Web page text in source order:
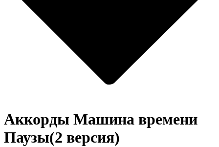
Аккорды Машина времени
Паузы(2 версия)